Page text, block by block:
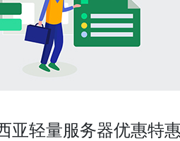
亚轻量服务器优惠特